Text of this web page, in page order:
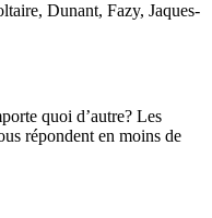
Dunant, Fazy, Jaques-
quoi d’autre? Les
répondent en moins de